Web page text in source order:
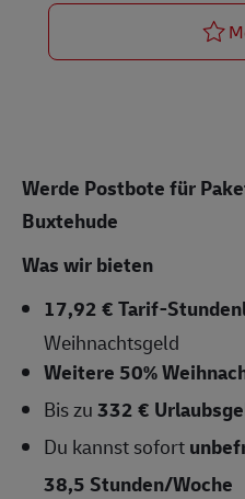
Werde Postbote für
Buxtehude
Was wir bieten
17,92 € Tarif-
Weihnachtsgeld
Weitere 50%
Bis zu332 €
Du kannst sofort
38,5 Stunden/Woche